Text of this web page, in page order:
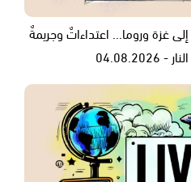
غزة وروما... اعتداءاتٌ وجريمةٌ